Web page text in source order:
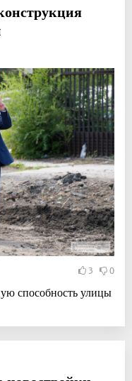
3 0
способность улицы